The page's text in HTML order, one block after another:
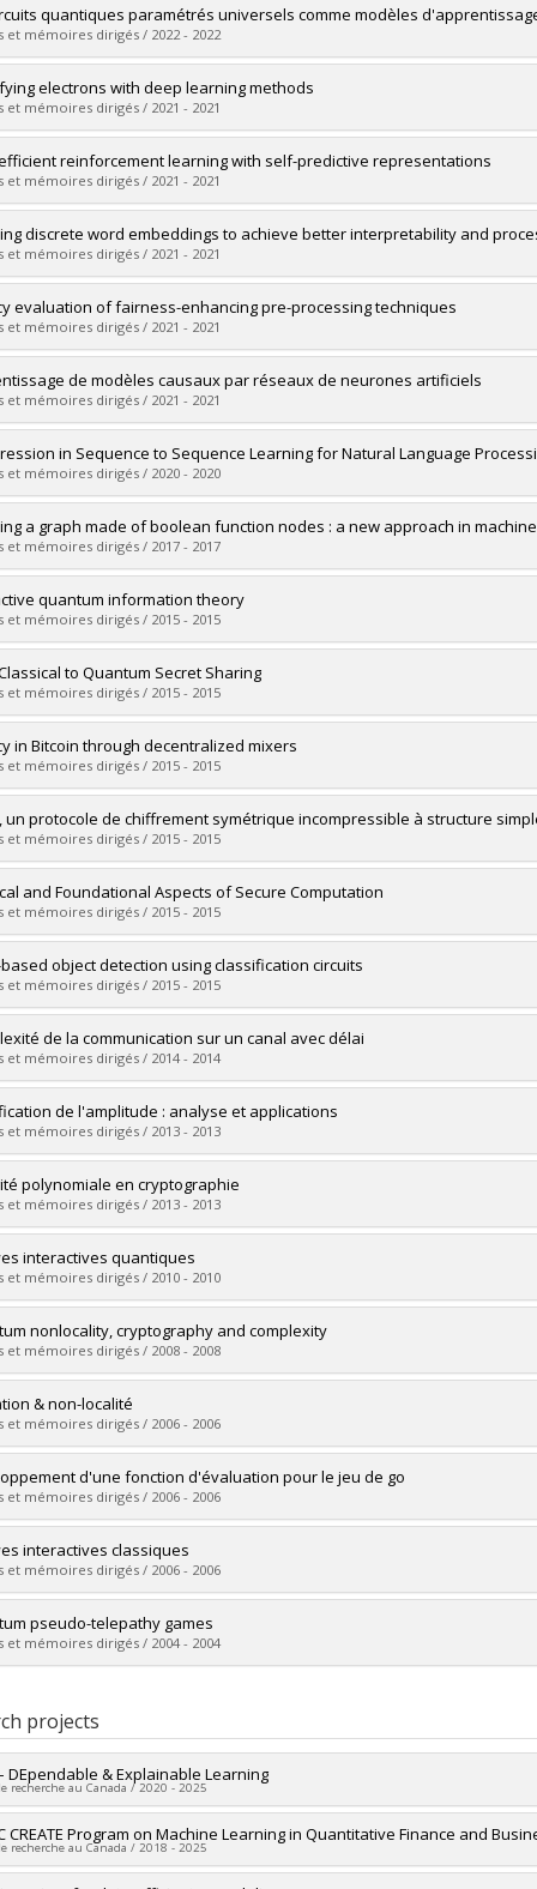
:Duchesneau, Mathieu
Doctoral
:Ph. D.
le document dans Papyrus
quantiques paramétrés universels comme modèles
et mémoires dirigés / 2022 - 2022
:Williams, Andrew
Master's
:M. Sc.
le document dans Papyrus
electrons with deep learning methods
et mémoires dirigés / 2021 - 2021
:Kahya, Emre Onur
Master's
:M. Sc.
le document dans Papyrus
reinforcement learning with self-predictive representations
et mémoires dirigés / 2021 - 2021
:Schwarzer, Max
Master's
:M. Sc.
le document dans Papyrus
discrete word embeddings to achieve better interpretability and
et mémoires dirigés / 2021 - 2021
:Beland-Leblanc, Samuel
Master's
:M. Sc.
le document dans Papyrus
evaluation of fairness-enhancing pre-processing techniques
et mémoires dirigés / 2021 - 2021
:Taillandier, Jean-Christophe
Master's
:M. Sc.
de modèles causaux par réseaux de neurones artificiels
et mémoires dirigés / 2021 - 2021
:Brouillard, Philippe
Master's
:M. Sc.
le document dans Papyrus
in Sequence to Sequence Learning for Natural Language
et mémoires dirigés / 2020 - 2020
:Prato, Gabriele
Master's
:M. Sc.
le document dans Papyrus
a graph made of boolean function nodes : a new approach in
et mémoires dirigés / 2017 - 2017
:Mokaddem, Mouna
Master's
:M. Sc.
le document dans Papyrus
quantum information theory
et mémoires dirigés / 2015 - 2015
:Touchette, Dave
Doctoral
:Ph. D.
le document dans Papyrus
to Quantum Secret Sharing
et mémoires dirigés / 2015 - 2015
:Chouha, Paul-Robert
Master's
:M. Sc.
le document dans Papyrus
in Bitcoin through decentralized mixers
et mémoires dirigés / 2015 - 2015
:Coutu, Olivier
Master's
:M. Sc.
le document dans Papyrus
un protocole de chiffrement symétrique incompressible à structure
et mémoires dirigés / 2015 - 2015
:Baril-Robichaud, Patrick
Master's
:M. Sc.
le document dans Papyrus
and Foundational Aspects of Secure Computation
et mémoires dirigés / 2015 - 2015
:Ranellucci, Samuel
Doctoral
:Ph. D.
le document dans Papyrus
based object detection using classification circuits
et mémoires dirigés / 2015 - 2015
:Fu, Min
Master's
:M. Sc.
le document dans Papyrus
de la communication sur un canal avec délai
et mémoires dirigés / 2014 - 2014
:Lapointe, Rébecca
Master's
:M. Sc.
le document dans Papyrus
de l'amplitude : analyse et applications
et mémoires dirigés / 2013 - 2013
:Lamontagne, Philippe
Master's
:M. Sc.
polynomiale en cryptographie
et mémoires dirigés / 2013 - 2013
:Fiedler, Heinz
Master's
:M. Sc.
le document dans Papyrus
interactives quantiques
et mémoires dirigés / 2010 - 2010
:Blier, Hugue
Doctoral
:Ph. D.
le document dans Papyrus
nonlocality, cryptography and complexity
et mémoires dirigés / 2008 - 2008
:Broadbent, Anne Lise
Doctoral
:Ph. D.
le document dans Papyrus
& non-localité
et mémoires dirigés / 2006 - 2006
:Méthot, André Allan
Doctoral
:Ph. D.
le document dans Papyrus
d'une fonction d'évaluation pour le jeu de go
et mémoires dirigés / 2006 - 2006
:Rainy, Jeffrey
Master's
:M. Sc.
le document dans Papyrus
interactives classiques
et mémoires dirigés / 2006 - 2006
:Blier, Hugue
Master's
:M. Sc.
pseudo-telepathy games
et mémoires dirigés / 2004 - 2004
Master's
:M. Sc.
le document dans Papyrus
projects
DEpendable & Explainable Learning
recherche au Canada / 2020 - 2025
:François Laviolette
: Alain Tapp, Liam Paull
sources:CRIAQ/Consortium de recherche et d'innovation en
CREATE Program on Machine Learning in Quantitative Finance and
recherche au Canada / 2018 - 2025